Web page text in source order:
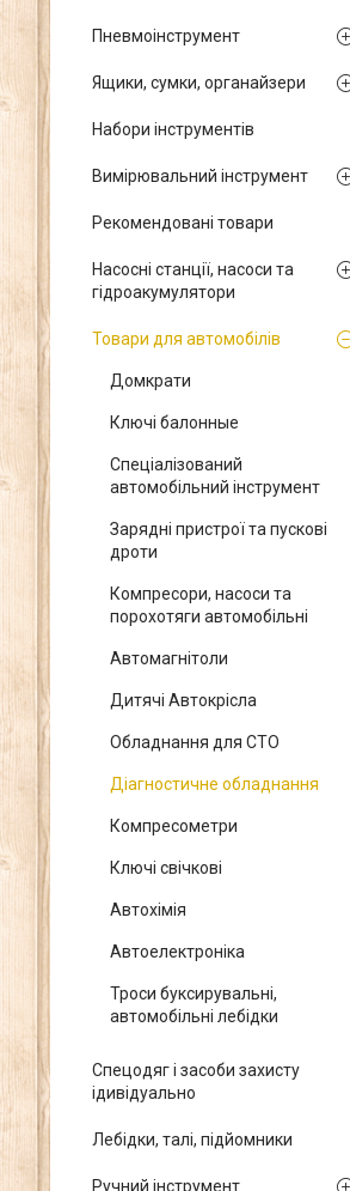
Пневмоінструмент
Ящики, сумки, органайзери
Набори інструментів
Вимірювальний інструмент
Рекомендовані товари
Насосні станції, насоси та
гідроакумулятори
Товари для автомобілів
Домкрати
Ключі балонные
Спеціалізований
автомобільний інструмент
Зарядні пристрої та пускові
дроти
Компресори, насоси та
порохотяги автомобільні
Автомагнітоли
Дитячі Автокрісла
Обладнання для СТО
Діагностичне обладнання
Компресометри
Ключі свічкові
Автохімія
Автоелектроніка
Троси буксирувальні,
автомобільні лебідки
Спецодяг і засоби захисту
ідивідуально
Лебідки, талі, підйомники
Ручний інструмент